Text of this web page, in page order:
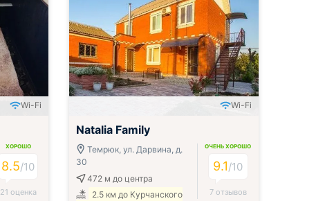
Wi-Fi
ХОРОШО
8.5/10
21 оценка
Wi-Fi
Natalia Family
Темрюк, ул. Дарвина, д.
30
472 м до центра
2.5 км до Курчанского
ОЧЕНЬ ХОРОШО
9.1/10
7 отзывов